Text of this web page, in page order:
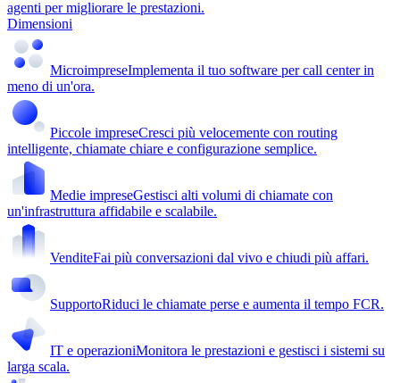
agenti per migliorare le prestazioni.
Dimensioni
MicroimpreseImplementa il tuo software per call center in
meno di un'ora.
Piccole impreseCresci più velocemente con routing
intelligente, chiamate chiare e configurazione semplice.
Medie impreseGestisci alti volumi di chiamate con
un'infrastruttura affidabile e scalabile.
VenditeFai più conversazioni dal vivo e chiudi più affari.
SupportoRiduci le chiamate perse e aumenta il tempo FCR.
IT e operazioniMonitora le prestazioni e gestisci i sistemi su
larga scala.